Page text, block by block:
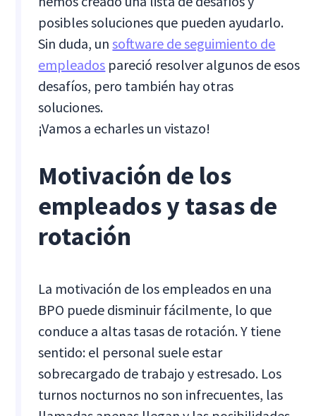
posibles soluciones que pueden ayudarlo.
Sin duda, unsoftware de seguimiento de
empleados pareció resolver algunos de esos
desafíos, pero también hay otras
soluciones.
¡Vamos a echarles un vistazo!
Motivación de los
empleados y tasas de
rotación
La motivación de los empleados en una
BPO puede disminuir fácilmente, lo que
conduce a altas tasas de rotación. Y tiene
sentido: el personal suele estar
sobrecargado de trabajo y estresado. Los
turnos nocturnos no son infrecuentes, las